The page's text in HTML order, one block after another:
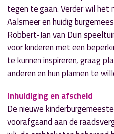
tegen te gaan. Verder wil het
Aalsmeer en huidig
Robbert-Jan van Duin
voor kinderen met een
te kunnen inspireren, graag
anderen en hun plannen te
Inhuldiging en afscheid
De nieuwe
voorafgaand aan de